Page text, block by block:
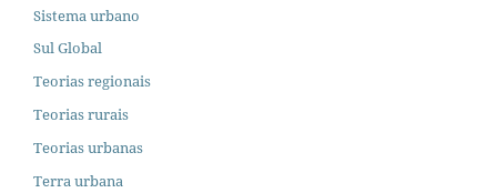
Sistema urbano
Sul Global
Teorias regionais
Teorias rurais
Teorias urbanas
Terra urbana